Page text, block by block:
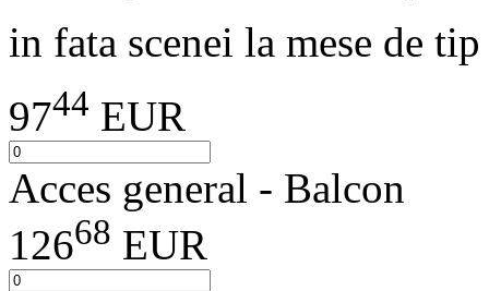
in fata scenei la mese de
9744 EUR
Acces general - Balcon
12668 EUR